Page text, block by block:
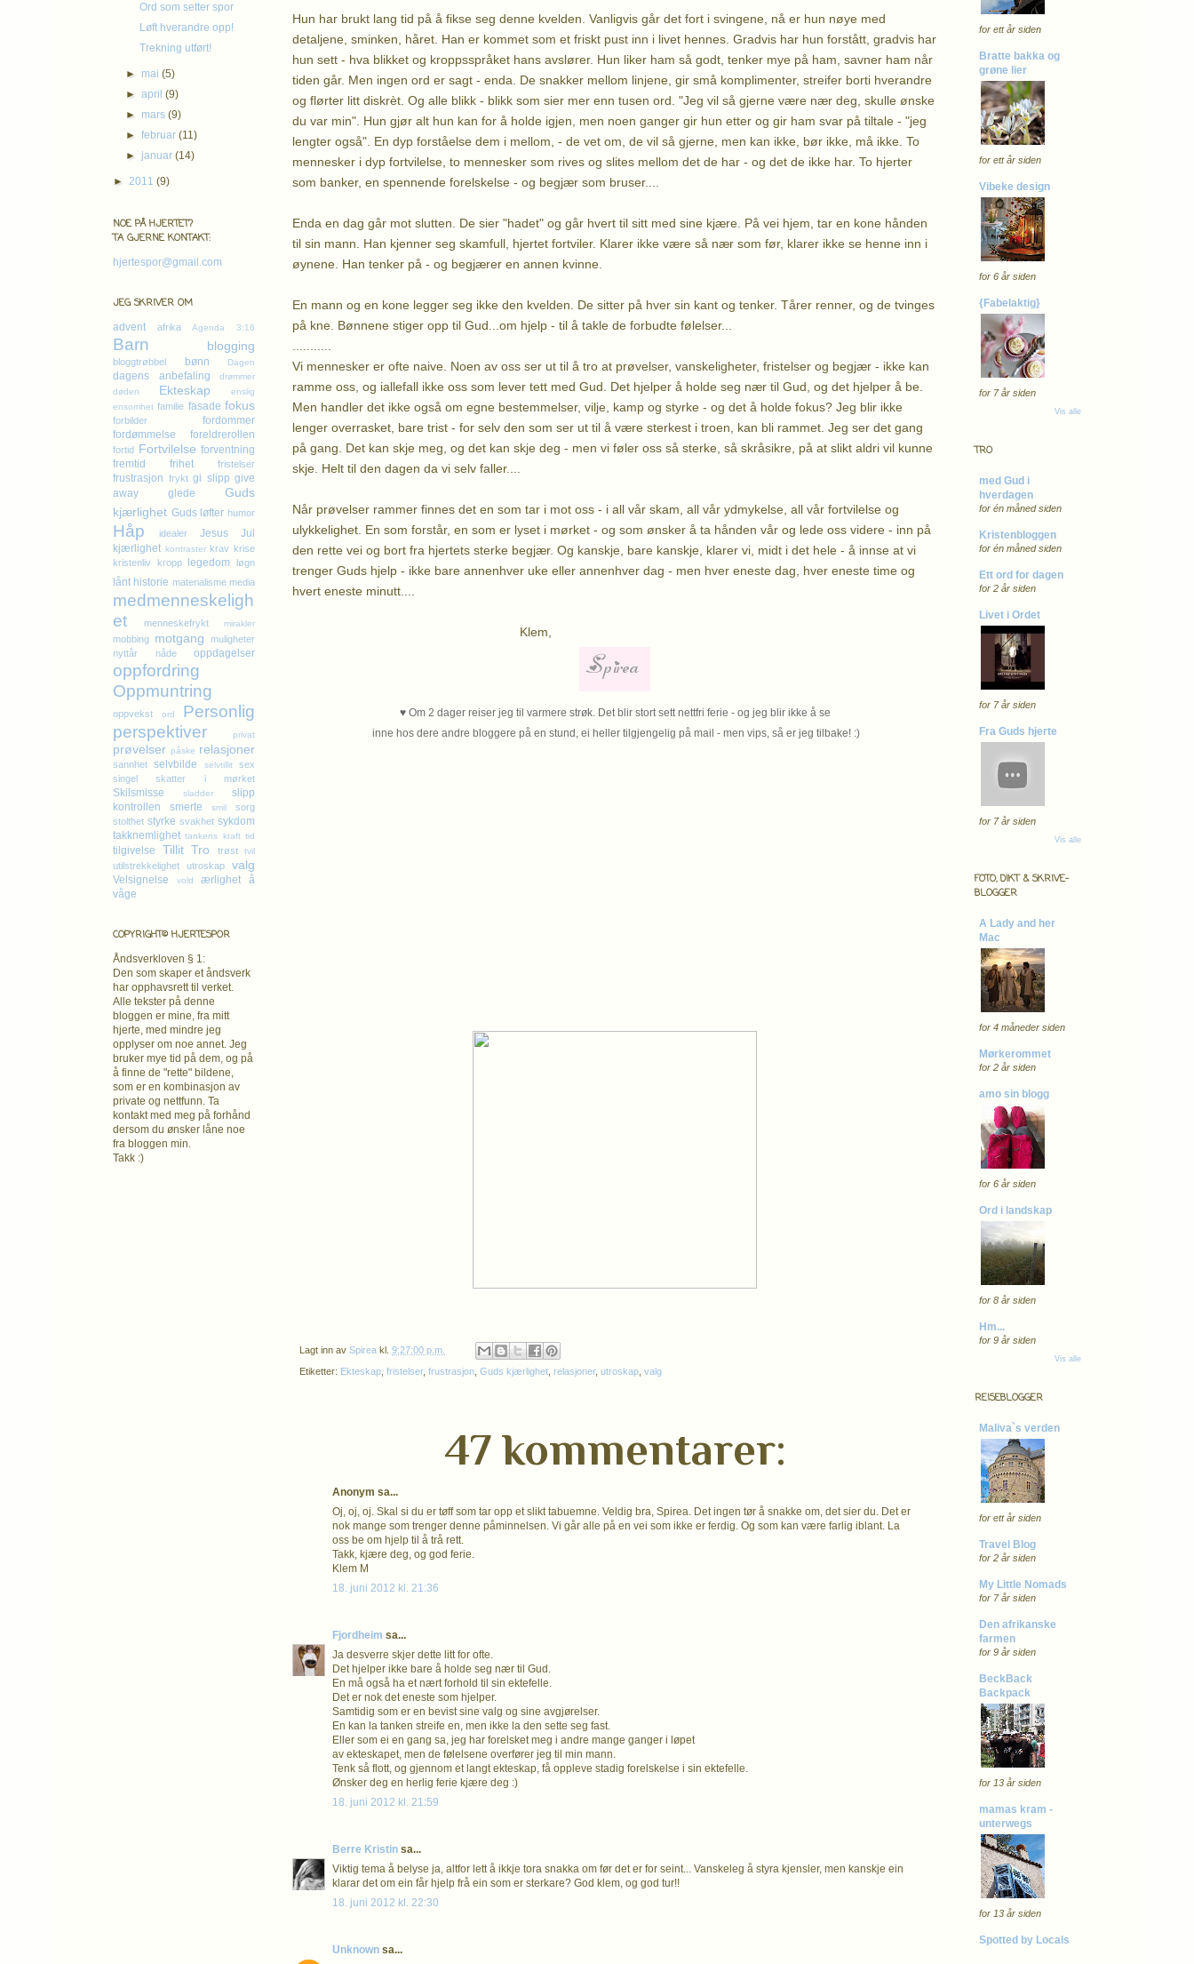
Hun har brukt lang tid på å fikse seg denne kvelden. Vanligvis går det fort i svingene, nå er hun nøye med
detaljene, sminken, håret. Han er kommet som et friskt pust inn i livet hennes. Gradvis har hun forstått, gradvis har
hun sett - hva blikket og kroppsspråket hans avslører. Hun liker ham så godt, tenker mye på ham, savner ham når
tiden går. Men ingen ord er sagt - enda. De snakker mellom linjene, gir små komplimenter, streifer borti hverandre
og flørter litt diskrèt. Og alle blikk - blikk som sier mer enn tusen ord. "Jeg vil så gjerne være nær deg, skulle ønske
du var min". Hun gjør alt hun kan for å holde igjen, men noen ganger gir hun etter og gir ham svar på tiltale - "jeg
lengter også". En dyp forståelse dem i mellom, - de vet om, de vil så gjerne, men kan ikke, bør ikke, må ikke. To
mennesker i dyp fortvilelse, to mennesker som rives og slites mellom det de har - og det de ikke har. To hjerter
som banker, en spennende forelskelse - og begjær som bruser....
Enda en dag går mot slutten. De sier "hadet" og går hvert til sitt med sine kjære. På vei hjem, tar en kone hånden
til sin mann. Han kjenner seg skamfull, hjertet fortviler. Klarer ikke være så nær som før, klarer ikke se henne inn i
øynene. Han tenker på - og begjærer en annen kvinne.
En mann og en kone legger seg ikke den kvelden. De sitter på hver sin kant og tenker. Tårer renner, og de tvinges
på kne. Bønnene stiger opp til Gud...om hjelp - til å takle de forbudte følelser...
Vi mennesker er ofte naive. Noen av oss ser ut til å tro at prøvelser, vanskeligheter, fristelser og begjær - ikke kan
ramme oss, og iallefall ikke oss som lever tett med Gud. Det hjelper å holde seg nær til Gud, og det hjelper å be.
Men handler det ikke også om egne bestemmelser, vilje, kamp og styrke - og det å holde fokus? Jeg blir ikke
lenger overrasket, bare trist - for selv den som ser ut til å være sterkest i troen, kan bli rammet. Jeg ser det gang
på gang. Det kan skje meg, og det kan skje deg - men vi føler oss så sterke, så skråsikre, på at slikt aldri vil kunne
skje. Helt til den dagen da vi selv faller....
Når prøvelser rammer finnes det en som tar i mot oss - i all vår skam, all vår ydmykelse, all vår fortvilelse og
ulykkelighet. En som forstår, en som er lyset i mørket - og som ønsker å ta hånden vår og lede oss videre - inn på
den rette vei og bort fra hjertets sterke begjær. Og kanskje, bare kanskje, klarer vi, midt i det hele - å innse at vi
trenger Guds hjelp - ikke bare annenhver uke eller annenhver dag - men hver eneste dag, hver eneste time og
hvert eneste minutt....
Klem,
♥ Om 2 dager reiser jeg til varmere strøk. Det blir stort sett nettfri ferie - og jeg blir ikke å se
inne hos dere andre bloggere på en stund, ei heller tilgjengelig på mail - men vips, så er jeg tilbake! :)
Lagt inn av Spirea kl. 9:27:00 p.m.
Etiketter: Ekteskap fristelser, frustrasjon Guds kjærlighet relasjoner, utroskap valg
47 kommentarer:
Anonym sa...
Oj, oj, oj. Skal si du er tøff som tar opp et slikt tabuemne. Veldig bra, Spirea. Det ingen tør å snakke om, det sier du. Det er
nok mange som trenger denne påminnelsen. Vi går alle på en vei som ikke er ferdig. Og som kan være farlig iblant. La
oss be om hjelp til å trå rett.
Takk, kjære deg, og god ferie.
Klem M
18. juni 2012 kl. 21:36
Fjordheim sa...
Ja desverre skjer dette litt for ofte.
Det hjelper ikke bare å holde seg nær til Gud.
En må også ha et nært forhold til sin ektefelle.
Det er nok det eneste som hjelper.
Samtidig som er en bevist sine valg og sine avgjørelser.
En kan la tanken streife en, men ikke la den sette seg fast.
Eller som ei en gang sa, jeg har forelsket meg i andre mange ganger i løpet
av ekteskapet, men de følelsene overfører jeg til min mann.
Tenk så flott, og gjennom et langt ekteskap, få oppleve stadig forelskelse i sin ektefelle.
Ønsker deg en herlig ferie kjære deg :)
18. juni 2012 kl. 21:59
Berre Kristin sa...
Viktig tema å belyse ja, altfor lett å ikkje tora snakka om før det er for seint... Vanskeleg å styra kjensler, men kanskje ein
klarar det om ein får hjelp frå ein som er sterkare? God klem, og god tur!!
18. juni 2012 kl. 22:30
Unknown sa...
Ord som setter spor
Løft hverandre opp!
Trekning utført!
► mai(5)
►april(9)
► mars(9)
►februar(11)
► januar(14)
► 2011 (9)
NOE PÅ HJERTET?
TA GJERNE KONTAKT:
hjertespor@gmail.com
JEG SKRIVER OM
advent afrika Agenda 3:16
Barn blogging
bloggtrøbbel bønn Dagen
dagens anbefaling
drømmer
døden
Ekteskap
enslig
ensomhet familie fasade fokus
forbilder
fordommer
fordømmelse
foreldrerollen
fortid Fortvilelse forventning
fremtid
frihet fristelser
frustrasjon frykt gi slipp give
away
glede
Guds
kjærlighet Guds løfter humor
Håp idealer Jesus
Jul
kjærlighet kontraster krav krise
kristenliv kropp legedom løgn
lånt historie materialisme media
medmenneskeligh
et
menneskefrykt mirakler
mobbing motgang
muligheter
nyttår
nåde oppdagelser
oppfordring
Oppmuntring
oppvekst ord
Personlig
perspektiver
privat
prøvelser påske relasjoner
sannhet selvbilde selvtillit
sex
singel
skatter i mørket
Skilsmisse sladder
slipp
kontrollen
smerte smil
sorg
stolthet styrke svakhet sykdom
takknemlighet tankens kraft tid
tilgivelse Tillit Tro trøst tvil
utilstrekkelighet utroskap valg
Velsignelse vold ærlighet
å
våge
COPYRIGHT© HJERTESPOR
Åndsverkloven § 1:
Den som skaper et åndsverk
har opphavsretttil verket.
Alle tekster på denne
bloggen er mine, fra mitt
hjerte, med mindre jeg
opplyser om noe annet. Jeg
bruker mye tid på dem, og på
å finne de "rette" bildene,
som er en kombinasjon av
private og nettfunn. Ta
kontakt med meg på forhånd
dersom du ønsker låne noe
fra bloggen min.
Takk :)
for ett år siden
Bratte bakka og
grøne lier
for ett år siden
Vibeke design
for 6 år siden
{Fabelaktig}
for 7 år siden
Vis alle
TRO
med Gud i
hverdagen
for én måned siden
Kristenbloggen
for én måned siden
Ett ord for dagen
for 2 år siden
Livet i Ordet
for 7 år siden
Fra Guds hjerte
for 7 år siden
Vis alle
FOTO, DIKT & SKRIVE-
BLOGGER
A Lady and her
Mac
for 4 måneder siden
Mørkerommet
for 2 år siden
amo sin blogg
for 6 år siden
Ord i landskap
for 8 år siden
Hm...
for 9 år siden
Vis alle
REISEBLOGGER
Maliva`s verden
for ett år siden
Travel Blog
for 2 år siden
My Little Nomads
for 7 år siden
Den afrikanske
farmen
for 9 år siden
BeckBack
Backpack
for 13 år siden
mamas kram -
unterwegs
for 13 år siden
Spotted by Locals